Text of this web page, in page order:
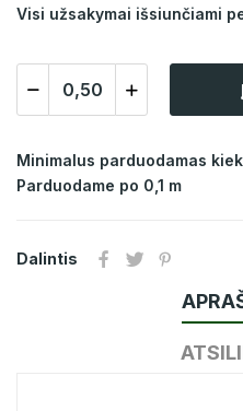
Visi užsakymai išsiunčiami
Minimalus parduodamas
Parduodame po 0,1 m
Dalintis